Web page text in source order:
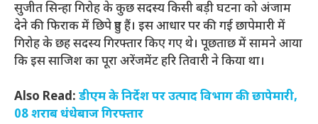
सुजीत सिन्हा गिरोह के कुछ सदस्य किसी बड़ी घटना को अंजाम
देने की फिराक में छिपे हुए हैं। इस आधार पर की गई छापेमारी में
गिरोह के छह सदस्य गिरफ्तार किए गए थे। पूछताछ में सामने आया
कि इस साजिश का पूरा अरेंजमेंट हरि तिवारी ने किया था।
Also Read: डीएम के निर्देश पर उत्पाद विभाग की छापेमारी,
08 शराब धंधेबाज गिरफ्तार